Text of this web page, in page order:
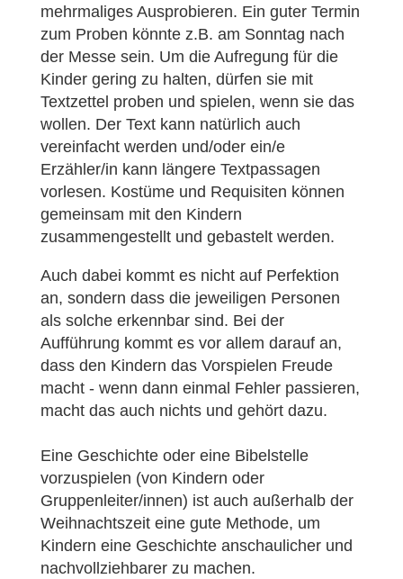
mehrmaliges Ausprobieren. Ein guter Termin
zum Proben könnte z.B. am Sonntag nach
der Messe sein. Um die Aufregung für die
Kinder gering zu halten, dürfen sie mit
Textzettel proben und spielen, wenn sie das
wollen. Der Text kann natürlich auch
vereinfacht werden und/oder ein/e
Erzähler/in kann längere Textpassagen
vorlesen. Kostüme und Requisiten können
gemeinsam mit den Kindern
zusammengestellt und gebastelt werden.
Auch dabei kommt es nicht auf Perfektion
an, sondern dass die jeweiligen Personen
als solche erkennbar sind. Bei der
Aufführung kommt es vor allem darauf an,
dass den Kindern das Vorspielen Freude
macht - wenn dann einmal Fehler passieren,
macht das auch nichts und gehört dazu.
Eine Geschichte oder eine Bibelstelle
vorzuspielen (von Kindern oder
Gruppenleiter/innen) ist auch außerhalb der
Weihnachtszeit eine gute Methode, um
Kindern eine Geschichte anschaulicher und
nachvollziehbarer zu machen.